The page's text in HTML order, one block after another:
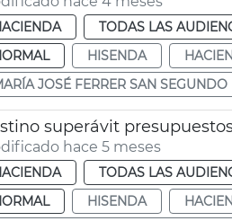
TODAS LAS
HISENDA
JOSÉ FERRER SAN SEGUNDO
superávit
hace 5 meses
TODAS LAS
HISENDA